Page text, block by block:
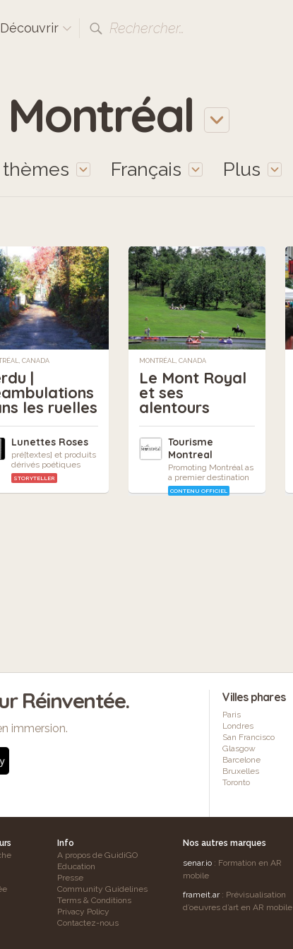
Découvrir Rechercher…
Montréal
Français Plus
CANADA
|
les ruelles
Lunettes Roses
pré[textes] et produits
dérivés poétiques
STORYTELLER
MONTRÉAL, CANADA
Le Mont Royal
et ses
alentours
Tourisme
Montreal
Promoting Montréal as
a premier destination
CONTENU OFFICIEL
Réinventée.
immersion.
Villes phares
Paris
Londres
San Francisco
Glasgow
Barcelone
Bruxelles
Toronto
Info
A propos de GuidiGO
Education
Presse
Community Guidelines
Terms & Conditions
Privacy Policy
Contactez-nous
Nos autres marques
senar.io: Formation en AR
mobile
frameit.ar: Prévisualisation
d’oeuvres d’art en AR mobile